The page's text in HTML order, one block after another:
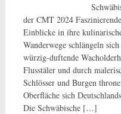
der CMT 2024
Einblicke in ihre
Wanderwege schlängeln
würzig-duftende
Flusstäler und durch
Schlösser und Burgen
Oberfläche sich
Die Schwäbische […]